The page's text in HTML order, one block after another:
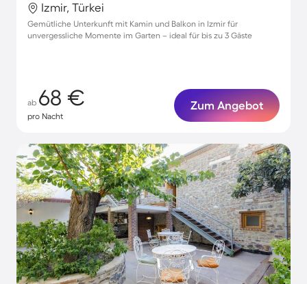
Izmir, Türkei
Gemütliche Unterkunft mit Kamin und Balkon in Izmir für
unvergessliche Momente im Garten – ideal für bis zu 3 Gäste
ab 68 €
pro Nacht
Zum Angebot